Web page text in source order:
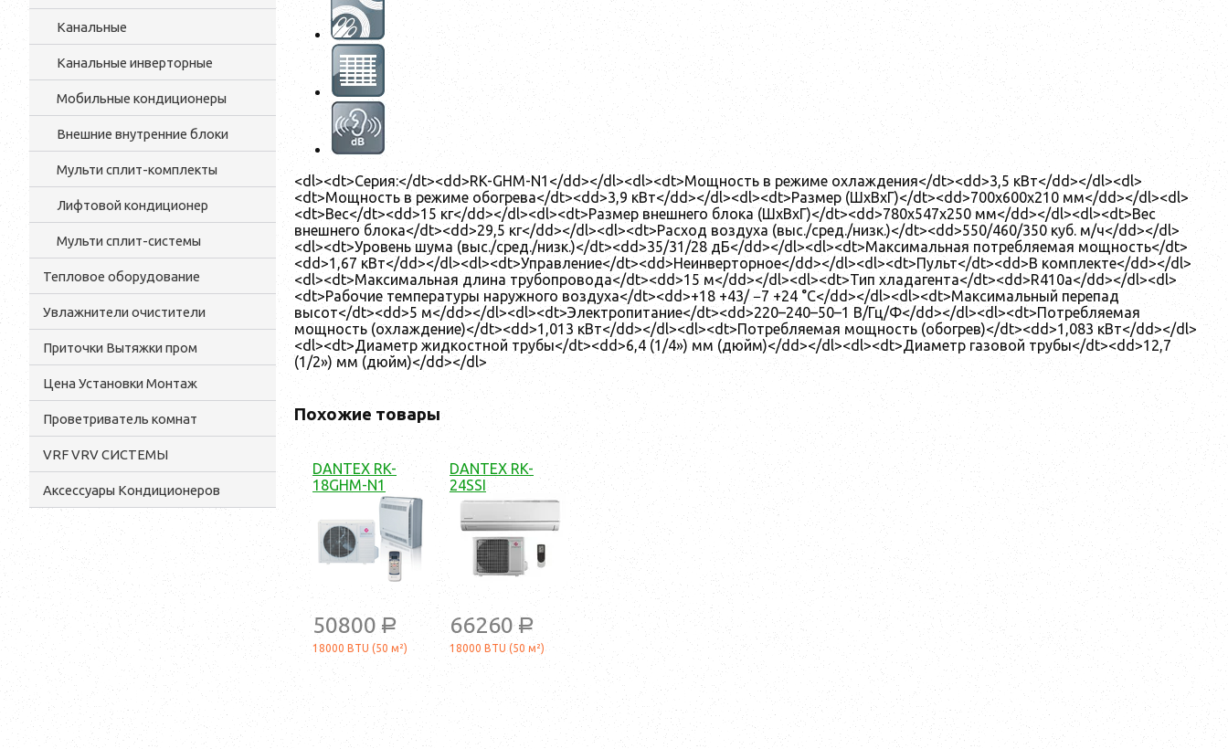
Канальные
Канальные инверторные
Мобильные кондиционеры
Внешние внутренние блоки
Мульти cплит-комплекты
Лифтовой кондиционер
Мульти сплит-системы
Тепловое оборудование
Увлажнители очистители
Приточки Вытяжки пром
Цена Установки Монтаж
Проветриватель комнат
VRF VRV СИСТЕМЫ
Аксессуары Кондиционеров
<dl><dt>Серия:</dt><dd>RK-GHM-N1</dd></dl><dl><dt>Мощность в режиме охлаждения</dt><dd>3,5 кВт</dd></dl><dl>
<dt>Мощность в режиме обогрева</dt><dd>3,9 кВт</dd></dl><dl><dt>Размер (ШхВхГ)</dt><dd>700х600х210 мм</dd></dl><dl>
<dt>Вес</dt><dd>15 кг</dd></dl><dl><dt>Размер внешнего блока (ШхВхГ)</dt><dd>780х547х250 мм</dd></dl><dl><dt>Вес
внешнего блока</dt><dd>29,5 кг</dd></dl><dl><dt>Расход воздуха (выс./сред./низк.)</dt><dd>550/460/350 куб. м/ч</dd></dl>
<dl><dt>Уровень шума (выс./сред./низк.)</dt><dd>35/31/28 дБ</dd></dl><dl><dt>Максимальная потребляемая мощность</dt>
<dd>1,67 кВт</dd></dl><dl><dt>Управление</dt><dd>Неинверторное</dd></dl><dl><dt>Пульт</dt><dd>В комплекте</dd></dl>
<dl><dt>Максимальная длина трубопровода</dt><dd>15 м</dd></dl><dl><dt>Тип хладагента</dt><dd>R410a</dd></dl><dl>
<dt>Рабочие температуры наружного воздуха</dt><dd>+18 +43/ −7 +24 °С</dd></dl><dl><dt>Максимальный перепад
высот</dt><dd>5 м</dd></dl><dl><dt>Электропитание</dt><dd>220–240–50–1 В/Гц/Ф</dd></dl><dl><dt>Потребляемая
мощность (охлаждение)</dt><dd>1,013 кВт</dd></dl><dl><dt>Потребляемая мощность (обогрев)</dt><dd>1,083 кВт</dd></dl>
<dl><dt>Диаметр жидкостной трубы</dt><dd>6,4 (1/4») мм (дюйм)</dd></dl><dl><dt>Диаметр газовой трубы</dt><dd>12,7
(1/2») мм (дюйм)</dd></dl>
Похожие товары
DANTEX RK-
18GHM-N1
50800 a
18000 BTU (50 м²)
DANTEX RK-
24SSI
66260 a
18000 BTU (50 м²)